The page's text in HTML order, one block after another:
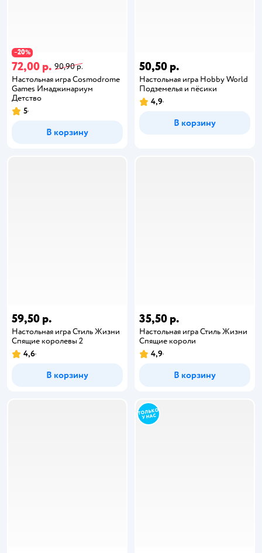
−20%
72,00 р. 90,90 р.
Настольная игра Cosmodrome
Games Имаджинариум
Детство
5
В корзину
50,50 р.
Настольная игра Hobby World
Подземелья и пёсики
4,9
В корзину
59,50 р.
Настольная игра Стиль Жизни
Спящие королевы 2
4,6
В корзину
35,50 р.
Настольная игра Стиль Жизни
Спящие короли
4,9
В корзину